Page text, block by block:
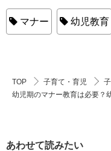
マナー 幼児教育
TOP 子育て・育児
幼児期のマナー教育は必要？
あわせて読みたい